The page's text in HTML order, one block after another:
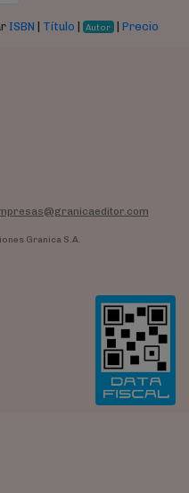
ISBN Título Autor |Precio
Granica S.A.